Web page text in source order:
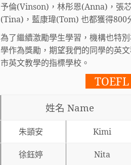
予倫(Vinson)，林彤恩(Anna)，張
(Tina)，藍康瑋(Tom) 也都獲得800
為了繼續激勵學生學習，機構也特
學作為獎勵，期望我們的同學的英
市英文教學的指標學校。
姓名 Name
朱顗安 Kimi
徐鈺婷 Nita